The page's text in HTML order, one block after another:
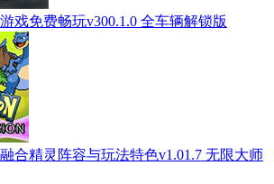
戏免费畅玩v300.1.0 全车辆解锁版
合精灵阵容与玩法特色v1.01.7 无限大师